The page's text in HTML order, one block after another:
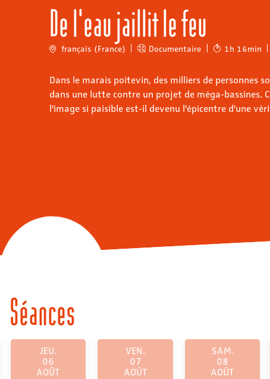
De l'eau jaillit le feu
français (France) Documentaire 1h 16min
Dans le marais poitevin, des milliers de personnes
dans une lutte contre un projet de méga-bassines.
l'image si paisible est-il devenu l'épicentre d'une
Séances
JEU.
06
AOÛT
VEN.
07
AOÛT
SAM.
08
AOÛT